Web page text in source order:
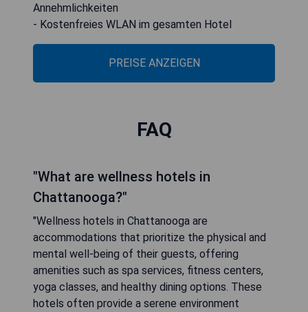
Annehmlichkeiten
- Kostenfreies WLAN im gesamten Hotel
PREISE ANZEIGEN
FAQ
"What are wellness hotels in
Chattanooga?"
"Wellness hotels in Chattanooga are
accommodations that prioritize the physical and
mental well-being of their guests, offering
amenities such as spa services, fitness centers,
yoga classes, and healthy dining options. These
hotels often provide a serene environment